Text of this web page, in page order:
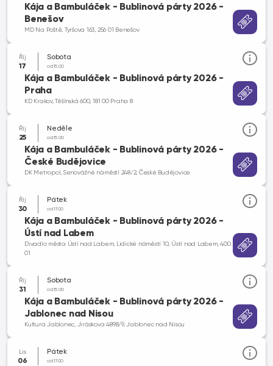
Kája a Bambuláček - Bublinová párty 2026 -
Benešov
MD Na Poště, Tyršova 163, 256 01 Benešov
Říj
17
Sobota
od 15.00
Kája a Bambuláček - Bublinová párty 2026 -
Praha
KD Krakov, Těšínská 600, 181 00 Praha 8
Říj
25
Neděle
od 15.00
Kája a Bambuláček - Bublinová párty 2026 -
České Budějovice
DK Metropol, Senovážné náměstí 248/2, České Budějovice
Říj
30
Pátek
od 17.00
Kája a Bambuláček - Bublinová párty 2026 -
Ústí nad Labem
Divadlo města Ústí nad Labem, Lidické náměstí 10, Ústí nad Labem, 400
01
Říj
31
Sobota
od 15.00
Kája a Bambuláček - Bublinová párty 2026 -
Jablonec nad Nisou
Kultura Jablonec, Jiráskova 4898/9, Jablonec nad Nisou
Lis
06
Pátek
od 17.00